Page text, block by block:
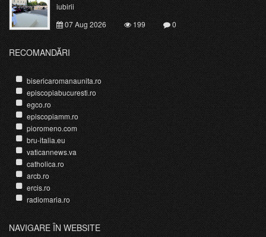
iubirii
07 Aug 2026
199 0
RECOMANDĂRI
bisericaromanaunita.ro
episcopiabucuresti.ro
egco.ro
episcopiamm.ro
pioromeno.com
bru-italia.eu
vaticannews.va
catholica.ro
arcb.ro
ercis.ro
radiomaria.ro
NAVIGARE ÎN WEBSITE